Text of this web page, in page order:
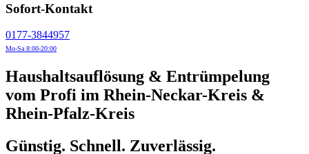
Sofort-Kontakt
0177-3844957
Mo-Sa 8:00-20:00
Haushaltsauflösung & Entrümpelung
vom Profi im Rhein-Neckar-Kreis &
Rhein-Pfalz-Kreis
Günstig. Schnell. Zuverlässig.